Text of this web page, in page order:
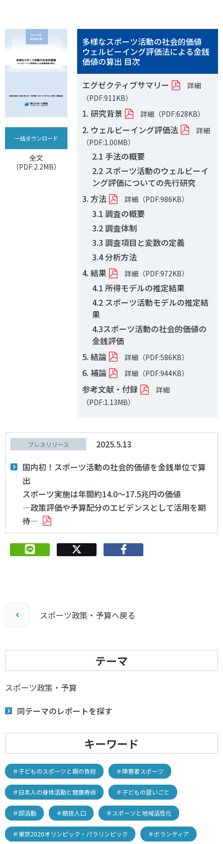
一括ダウンロード
全文
（PDF:2.2MB）
多様なスポーツ活動の社会的価値
ウェルビーイング評価法による金銭
価値の算出 目次
エグゼクティブサマリー
詳細
（PDF:911KB）
1. 研究背景 詳細（PDF:628KB）
2. ウェルビーイング評価法
詳細
（PDF:1.00MB）
2.1 手法の概要
2.2 スポーツ活動のウェルビーイ
ング評価についての先行研究
3. 方法
詳細（PDF:986KB）
3.1 調査の概要
3.2 調査体制
3.3 調査項目と変数の定義
3.4 分析方法
4. 結果
詳細（PDF:972KB）
4.1 所得モデルの推定結果
4.2 スポーツ活動モデルの推定結
果
4.3スポーツ活動の社会的価値の
金銭評価
5. 結論
詳細（PDF:586KB）
6. 補論 詳細（PDF:944KB）
参考文献・付録
詳細
（PDF:1.13MB）
プレスリリース
2025.5.13
国内初！スポーツ活動の社会的価値を金銭単位で算
出
スポーツ実施は年間約14.0～17.5兆円の価値
―政策評価や予算配分のエビデンスとして活用を期
待―
スポーツ政策・予算へ戻る
テーマ
スポーツ政策・予算
同テーマのレポートを探す
キーワード
＃子どものスポーツと親の負担 ＃障害者スポーツ
＃日本人の身体活動と健康寿命 ＃子どもの習いごと
＃部活動 ＃競技人口 ＃スポーツと地域活性化
＃東京2020オリンピック・パラリンピック ＃ボランティア